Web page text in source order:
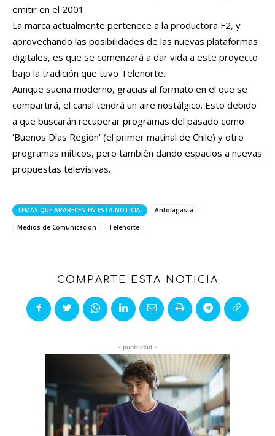
emitir en el 2001.
La marca actualmente pertenece a la productora F2, y
aprovechando las posibilidades de las nuevas plataformas
digitales, es que se comenzará a dar vida a este proyecto
bajo la tradición que tuvo Telenorte.
Aunque suena moderno, gracias al formato en el que se
compartirá, el canal tendrá un aire nostálgico. Esto debido
a que buscarán recuperar programas del pasado como
‘Buenos Días Región’ (el primer matinal de Chile) y otro
programas míticos, pero también dando espacios a nuevas
propuestas televisivas.
TEMAS QUE APARECEN EN ESTA NOTICIA:
Antofagasta
Medios de Comunicación
Telenorte
COMPARTE ESTA NOTICIA
- publicidad -